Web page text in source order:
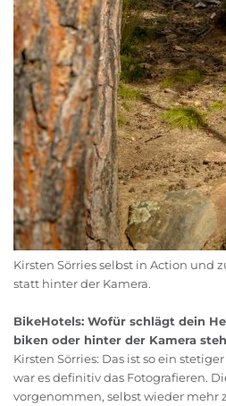
Kirsten Sörries selbst in Action und
statt hinter der Kamera.
BikeHotels: Wofür schlägt dein
biken oder hinter der Kamera
Kirsten Sörries: Das ist so ein
war es definitiv das Fotografieren.
vorgenommen, selbst wieder mehr